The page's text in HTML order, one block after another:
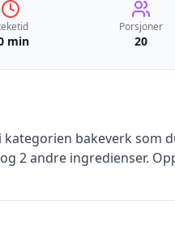
min
Porsjoner
20
i kategorien bakeverk som
og 2 andre ingredienser.